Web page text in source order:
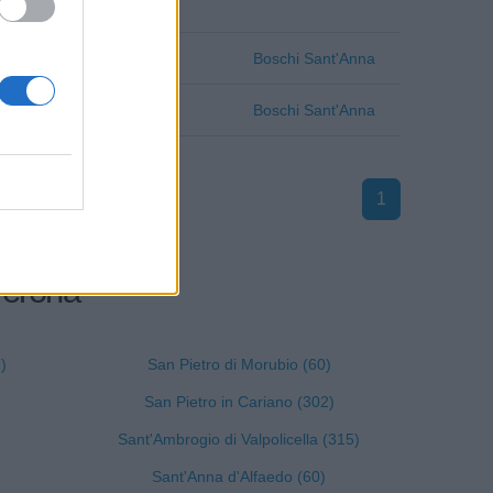
Boschi Sant'Anna
Boschi Sant'Anna
1
San Pietro di Morubio (60)
San Pietro in Cariano (302)
Sant'Ambrogio di Valpolicella (315)
Sant'Anna d'Alfaedo (60)